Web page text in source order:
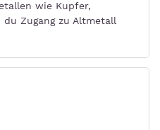
wie Kupfer,
Zugang zu Altmetall